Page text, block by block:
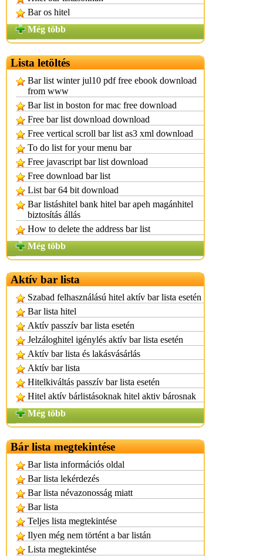
Bar os hitel
Még több
Lista letöltés
Bar list winter jul10 pdf free ebook download
from www
Bar list in boston for mac free download
Free bar list download download
Free vertical scroll bar list as3 xml download
To do list for your menu bar
Free javascript bar list download
Free download bar list
List bar 64 bit download
Bar listáshitel bank hitel bar apeh magánhitel
biztosítás állás
How to delete the address bar list
Még több
Aktív bar lista
Szabad felhasználású hitel aktív bar lista esetén
Bar lista hitel
Aktív passzív bar lista esetén
Jelzáloghitel igénylés aktív bar lista esetén
Aktív bar lista és lakásvásárlás
Aktív bar lista
Hitelkiváltás passzív bar lista esetén
Hitel aktív bárlistásoknak hitel aktiv bárosnak
Még több
Bár lista megtekintése
Bar lista információs oldal
Bar lista lekérdezés
Bar lista névazonosság miatt
Bar lista
Teljes lista megtekintése
Ilyen még nem történt a bar listán
Lista megtekintése